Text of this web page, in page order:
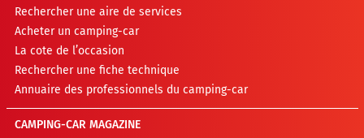
Rechercher une aire de services
Acheter un camping-car
La cote de l’occasion
Rechercher une fiche technique
Annuaire des professionnels du camping-car
CAMPING-CAR MAGAZINE